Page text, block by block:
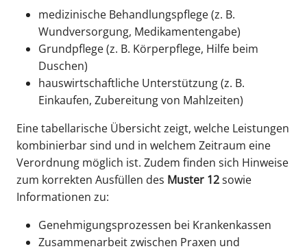
medizinische Behandlungspflege (z. B.
Wundversorgung, Medikamentengabe)
Grundpflege (z. B. Körperpflege, Hilfe beim
Duschen)
hauswirtschaftliche Unterstützung (z. B.
Einkaufen, Zubereitung von Mahlzeiten)
Eine tabellarische Übersicht zeigt, welche Leistungen
kombinierbar sind und in welchem Zeitraum eine
Verordnung möglich ist. Zudem finden sich Hinweise
zum korrekten Ausfüllen des Muster 12sowie
Informationen zu:
Genehmigungsprozessen bei Krankenkassen
Zusammenarbeit zwischen Praxen und